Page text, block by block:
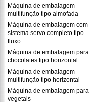
Máquina de embalagem
multifunção tipo almofada
Máquina de embalagem com
sistema servo completo tipo
fluxo
Máquina de embalagem para
chocolates tipo horizontal
Máquina de embalagem
multifunção tipo horizontal
Máquina de embalagem para
vegetais